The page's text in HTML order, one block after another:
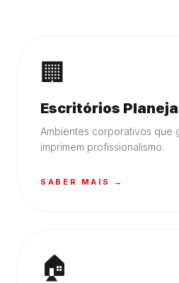
🏢
Escritórios
Ambientes corporativos que
imprimem profissionalismo.
SABER MAIS →
🏠